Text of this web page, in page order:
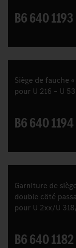
B6 640 1193
Siège de fauche
pour U 216 – U
B6 640 1194
Garniture de
double côté
pour U 2xx/U
B6 640 1182